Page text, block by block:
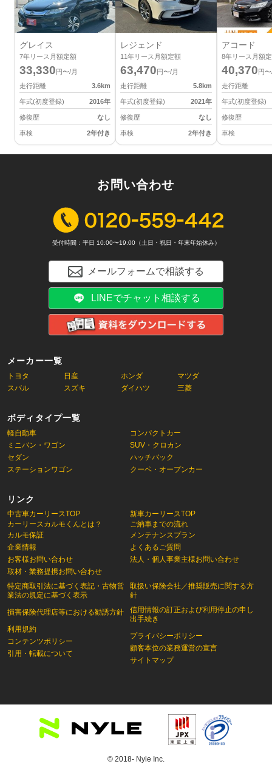
グレイス
7年リース月額定額
33,330円〜/月
走行距離
3.6km
年式(初度登録) 2016年
修復歴 なし
車検 2年付き
レジェンド
11年リース月額定額
63,470円〜/月
走行距離
5.8km
年式(初度登録) 2021年
修復歴 なし
車検 2年付き
アコード
8年リース月額
40,370円
走行距離
年式(初度登録)
修復歴
車検
メーカー一覧
トヨタ 日産 ホンダ
マツダ
スバル
スズキ ダイハツ 三菱
ボディタイプ一覧
軽自動車
コンパクトカー
ミニバン・ワゴン
SUV・クロカン
セダン
ハッチバック
ステーションワゴン
クーペ・オープンカー
リンク
中古車カーリースTOP
カーリースカルモくんとは？
新車カーリースTOP
ご納車までの流れ
カルモ保証
企業情報
お客様お問い合わせ
取材・業務提携お問い合わせ
特定商取引法に基づく表記・古物営
業法の規定に基づく表示
損害保険代理店等における勧誘方針
利用規約
コンテンツポリシー
引用・転載について
メンテナンスプラン
よくあるご質問
法人・個人事業主様お問い合わせ
取扱い保険会社／推奨販売に関する方
針
信用情報の訂正および利用停止の申し
出手続き
プライバシーポリシー
顧客本位の業務運営の宣言
サイトマップ
お問い合わせ
受付時間：平日 10:00〜19:00（土日・祝日・年末年始休み）
メールフォームで相談する
LINEでチャット相談する
© 2018- Nyle Inc.